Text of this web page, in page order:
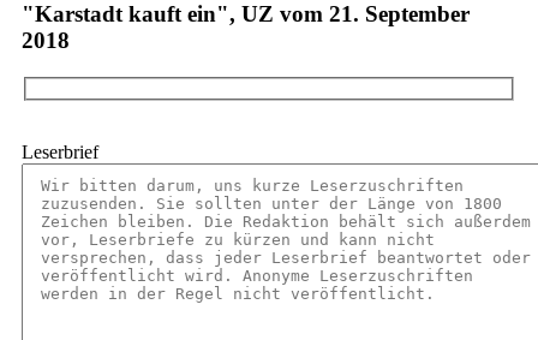
"Karstadt kauft ein", UZ vom 21. September
2018
Leserbrief